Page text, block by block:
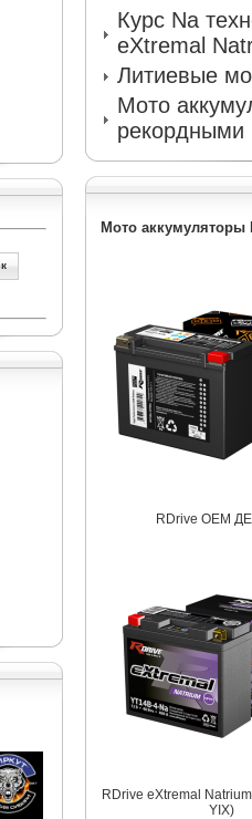
Курс Na
eXtremal
Литиевые
Мото
рекордными
Мото аккумуляторы
RDrive OEM
RDrive eXtremal
YIX)